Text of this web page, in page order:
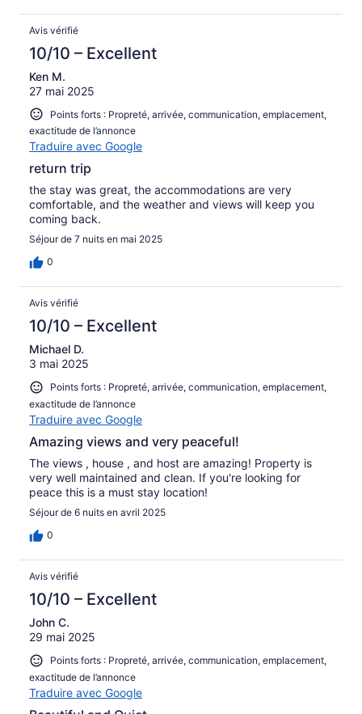
Avis vérifié
10/10 – Excellent
Ken M.
27 mai 2025
Points forts : Propreté, arrivée, communication, emplacement,
exactitude de l’annonce
Traduire avec Google
return trip
the stay was great, the accommodations are very
comfortable, and the weather and views will keep you
coming back.
Séjour de 7 nuits en mai 2025
0
Avis vérifié
10/10 – Excellent
Michael D.
3 mai 2025
Points forts : Propreté, arrivée, communication, emplacement,
exactitude de l’annonce
Traduire avec Google
Amazing views and very peaceful!
The views , house , and host are amazing! Property is
very well maintained and clean. If you're looking for
peace this is a must stay location!
Séjour de 6 nuits en avril 2025
0
Avis vérifié
10/10 – Excellent
John C.
29 mai 2025
Points forts : Propreté, arrivée, communication, emplacement,
exactitude de l’annonce
Traduire avec Google